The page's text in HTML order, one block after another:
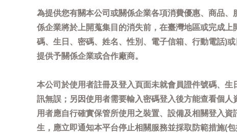
為提供您有關本公司或關係企業各項消費優惠、商品
係企業將於上開蒐集目的消失前，在臺灣地區或完成
碼、生日、密碼、姓名、性別、電子信箱、行動電話)
提供予關係企業或合作廠商。
本公司於使用者註冊及登入頁面未就會員證件號碼、
訊無誤；另因使用者需要輸入密碼登入後方能查看個
用者應自行確實保管所使用之裝置、設備及相關登入
生，應立即通知本平台停止相關服務並採取防範措施(